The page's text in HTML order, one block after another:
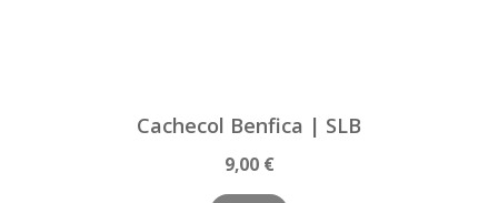
Cachecol Benfica | SLB
9,00 €